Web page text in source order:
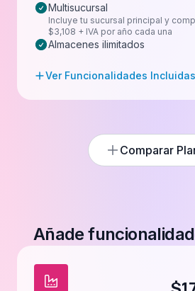
Multisucursal
Incluye tu sucursal principal y
$3,108 + IVA por año cada una
Almacenes ilimitados
Ver Funcionalidades Incluidas
Comparar
Añade